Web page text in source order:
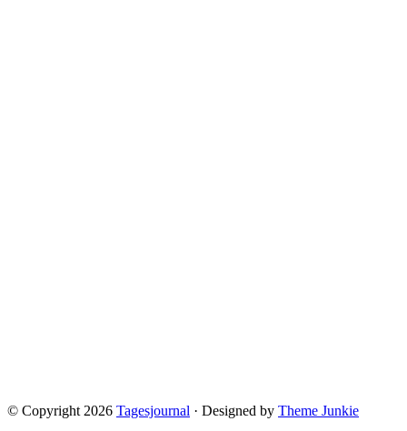
© Copyright 2026 Tagesjournal · Designed by Theme Junkie